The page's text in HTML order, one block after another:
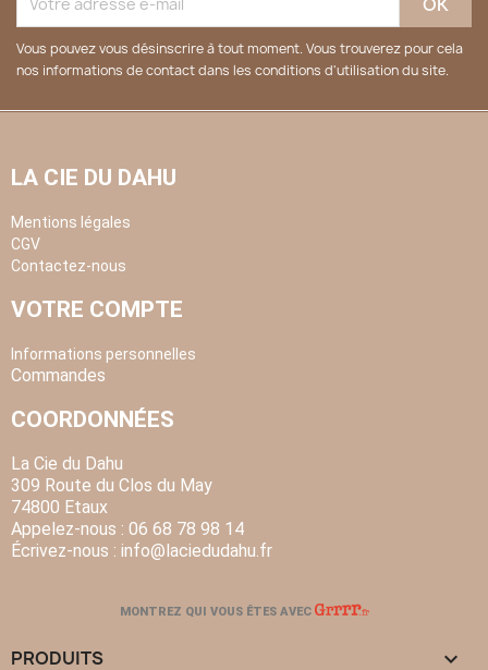
Vous pouvez vous désinscrire à tout moment. Vous trouverez pour cela
nos informations de contact dans les conditions d'utilisation du site.
LA CIE DU DAHU
Mentions légales
CGV
Contactez-nous
VOTRE COMPTE
Informations personnelles
Commandes
COORDONNÉES
La Cie du Dahu
309 Route du Clos du May
74800 Etaux
Appelez-nous : 06 68 78 98 14
Écrivez-nous : info@laciedudahu.fr
MONTREZ QUI VOUS ÊTES AVEC
PRODUITS 